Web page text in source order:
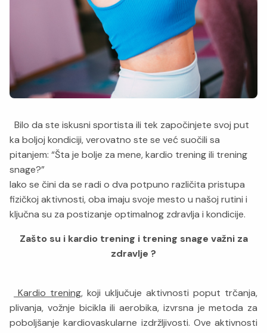
Bilo da ste iskusni sportista ili tek započinjete svoj put
ka boljoj kondiciji, verovatno ste se već suočili sa
pitanjem: “Šta je bolje za mene, kardio trening ili trening
snage?”
Iako se čini da se radi o dva potpuno različita pristupa
fizičkoj aktivnosti, oba imaju svoje mesto u našoj rutini i
ključna su za postizanje optimalnog zdravlja i kondicije.
Zašto su i kardio trening i trening snage važni za
zdravlje ?
Kardio trening, koji uključuje aktivnosti poput trčanja,
plivanja, vožnje bicikla ili aerobika, izvrsna je metoda za
poboljšanje kardiovaskularne izdržljivosti. Ove aktivnosti